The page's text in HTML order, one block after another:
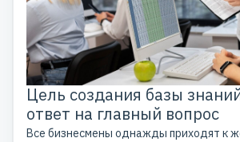
Цель создания базы
ответ на главный вопрос
Все бизнесмены однажды приходят к